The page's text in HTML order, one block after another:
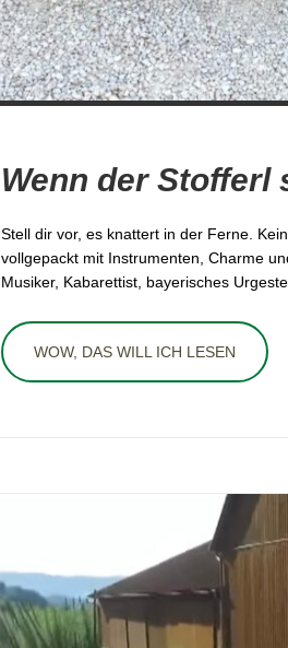
Stell dir vor, es knattert in der Ferne.
vollgepackt mit Instrumenten, Charme
Musiker, Kabarettist, bayerisches
WOW, DAS WILL ICH LESEN